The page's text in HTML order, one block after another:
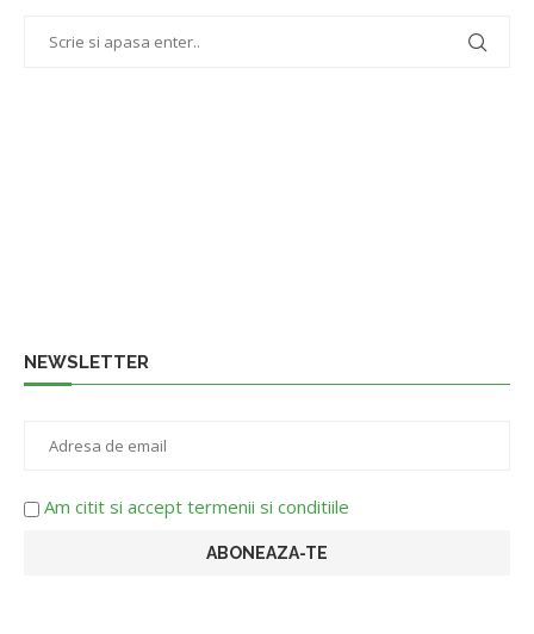
NEWSLETTER
Am citit si accept termenii si conditiile